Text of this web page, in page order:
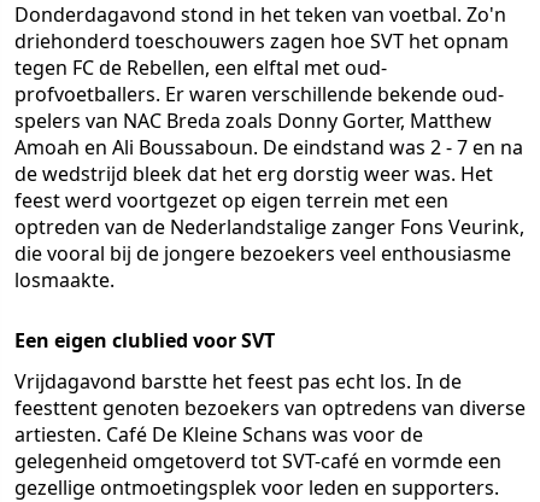
Donderdagavond stond in het teken van voetbal. Zo'n
driehonderd toeschouwers zagen hoe SVT het opnam
tegen FC de Rebellen, een elftal met oud-
profvoetballers. Er waren verschillende bekende oud-
spelers van NAC Breda zoals Donny Gorter, Matthew
Amoah en Ali Boussaboun. De eindstand was 2 - 7 en na
de wedstrijd bleek dat het erg dorstig weer was. Het
feest werd voortgezet op eigen terrein met een
optreden van de Nederlandstalige zanger Fons Veurink,
die vooral bij de jongere bezoekers veel enthousiasme
losmaakte.
Een eigen clublied voor SVT
Vrijdagavond barstte het feest pas echt los. In de
feesttent genoten bezoekers van optredens van diverse
artiesten. Café De Kleine Schans was voor de
gelegenheid omgetoverd tot SVT-café en vormde een
gezellige ontmoetingsplek voor leden en supporters.